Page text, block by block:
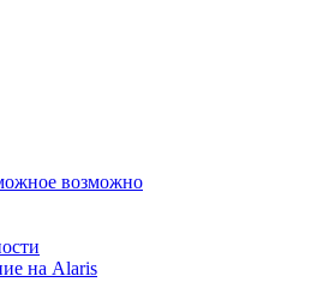
возможно
на Alaris